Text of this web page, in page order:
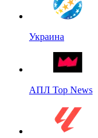
Украина
АПЛ Top News